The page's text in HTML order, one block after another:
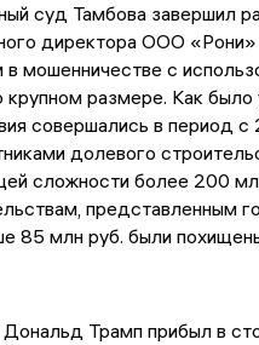
суд Тамбова завершил
директора ООО
в мошенничестве с
размере. Как было
совершались в период
долевого
сложности более 200
представленным
85 млн руб. были
Трамп прибыл в